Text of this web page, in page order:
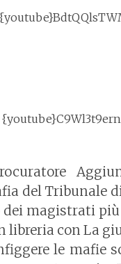
del Tribunale
dei magistrati
libreria con La
le mafie